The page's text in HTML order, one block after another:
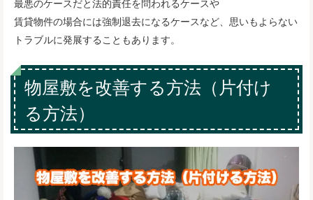
賃貸物件の場合には強制退去になるケースなど、思いもよらない
トラブルに発展することもあります。
物屋敷を改善する方法（片付け
る方法）